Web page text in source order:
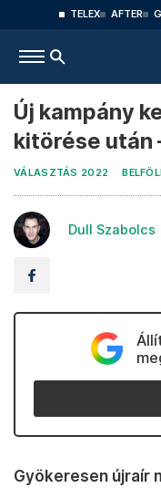
TELEX AFTER
Új kampány
kitörése után
VÁLASZTÁS 2022
Dull Szabolcs
Gyökeresen újraír